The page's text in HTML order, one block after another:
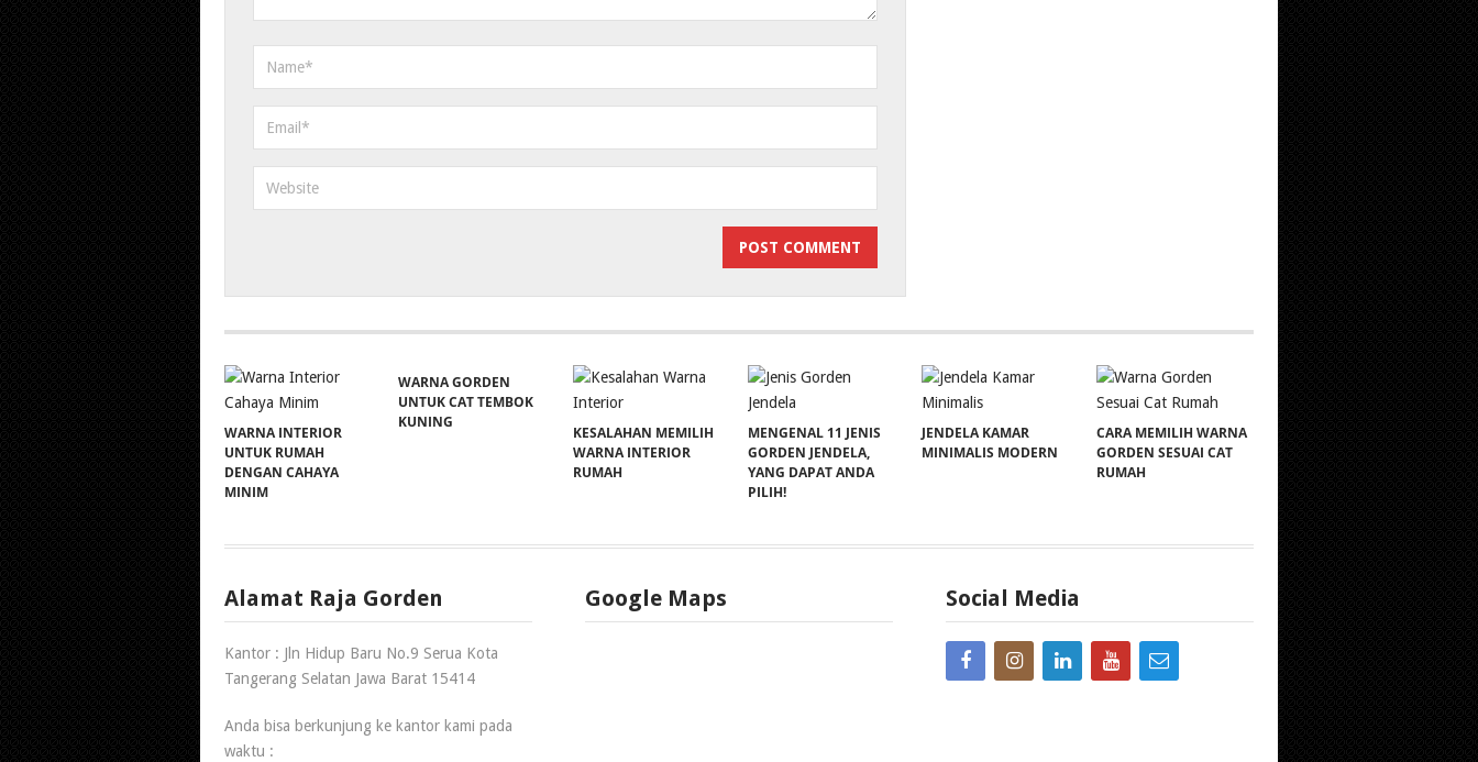
WARNA INTERIOR
UNTUK RUMAH
DENGAN CAHAYA
MINIM
WARNA GORDEN
UNTUK CAT TEMBOK
KUNING
KESALAHAN MEMILIH
WARNA INTERIOR
RUMAH
MENGENAL 11 JENIS
GORDEN JENDELA,
YANG DAPAT ANDA
PILIH!
JENDELA KAMAR
MINIMALIS MODERN
CARA MEMILIH WARNA
GORDEN SESUAI CAT
RUMAH
Alamat Raja Gorden
Kantor : Jln Hidup Baru No.9 Serua Kota
Tangerang Selatan Jawa Barat 15414
Anda bisa berkunjung ke kantor kami pada
waktu :
Google Maps Social Media